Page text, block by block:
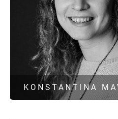
f.huber@hoock-
KONSTANTINA